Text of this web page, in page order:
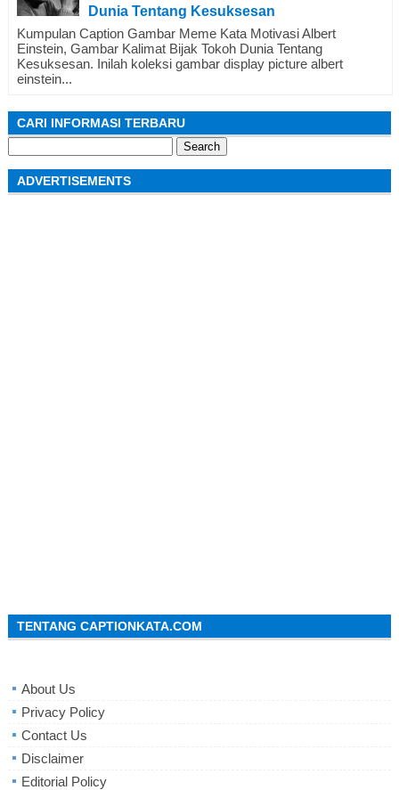
Dunia Tentang Kesuksesan
Kumpulan Caption Gambar Meme Kata Motivasi Albert
Einstein, Gambar Kalimat Bijak Tokoh Dunia Tentang
Kesuksesan. Inilah koleksi gambar display picture albert
einstein...
CARI INFORMASI TERBARU
for:
ADVERTISEMENTS
TENTANG CAPTIONKATA.COM
About Us
Privacy Policy
Contact Us
Disclaimer
Editorial Policy